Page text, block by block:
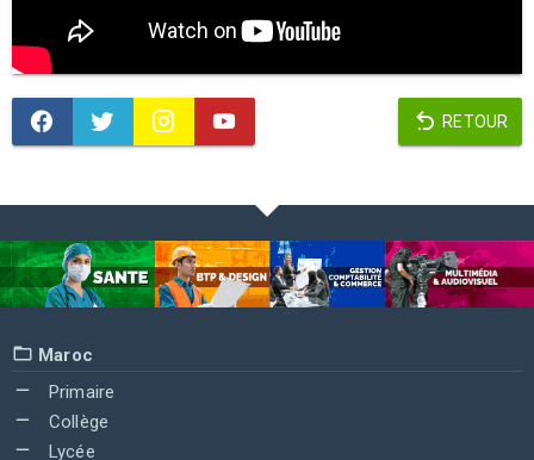
RETOUR
Maroc
Primaire
Collège
Lycée